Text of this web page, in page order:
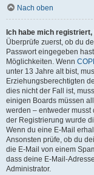
Nach oben
Ich habe mich
Überprüfe zuerst, ob du
Passwort eingegeben
Möglichkeiten. Wenn
unter 13 Jahre alt bist,
Erziehungsberechtigten
dies nicht der Fall ist,
einigen Boards müssen
werden – entweder musst
der Registrierung wurde
Wenn du eine E-Mail
Ansonsten prüfe, ob du
die E-Mail von einem
dass deine E-Mail-
Administrator.